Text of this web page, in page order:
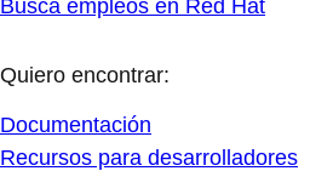
Busca empleos en Red Hat
Quiero encontrar:
Documentación
Recursos para desarrolladores